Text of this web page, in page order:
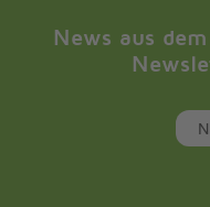
News aus